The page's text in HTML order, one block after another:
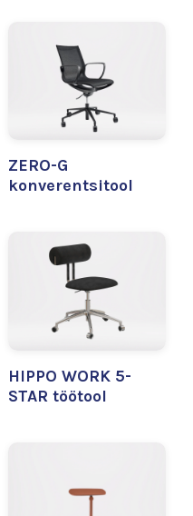
ZERO-G
konverentsitool
HIPPO WORK 5-
STAR töötool